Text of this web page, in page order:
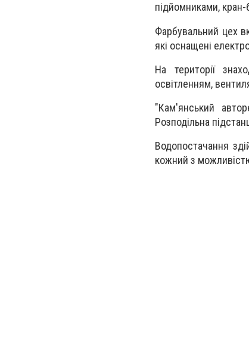
підйомниками,
Фарбувальний цех
які оснащені
На території
освітленням,
"Кам'янський
Розподільна
Водопостачання
кожний з